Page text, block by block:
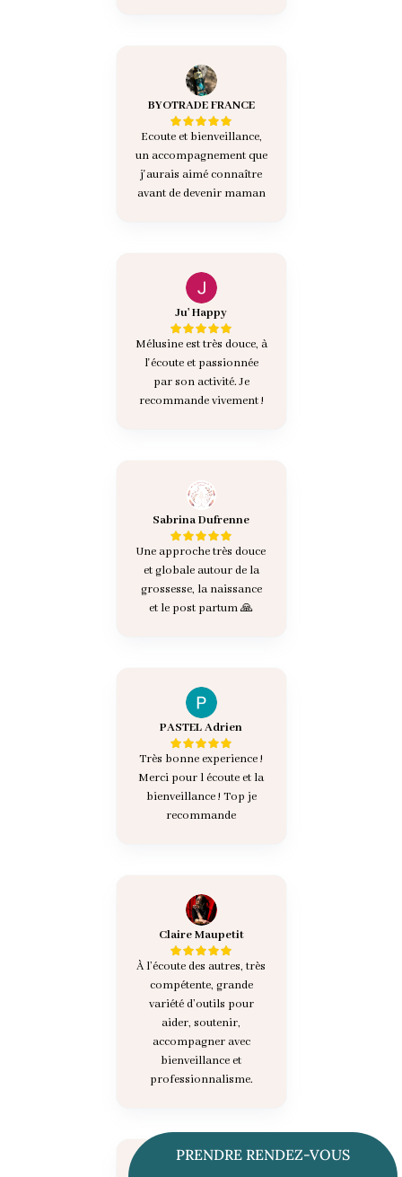
BYOTRADE FRANCE
Ecoute et bienveillance,
un accompagnement que
j'aurais aimé connaître
avant de devenir maman
Ju' Happy
Mélusine est très douce, à
l'écoute et passionnée
par son activité. Je
recommande vivement !
Sabrina Dufrenne
Une approche très douce
et globale autour de la
grossesse, la naissance
et le post partum 🙏
PASTEL Adrien
Très bonne experience !
Merci pour l écoute et la
bienveillance ! Top je
recommande
Claire Maupetit
À l’écoute des autres, très
compétente, grande
variété d’outils pour
aider, soutenir,
accompagner avec
bienveillance et
professionnalisme.
PRENDRE RENDEZ-VOUS